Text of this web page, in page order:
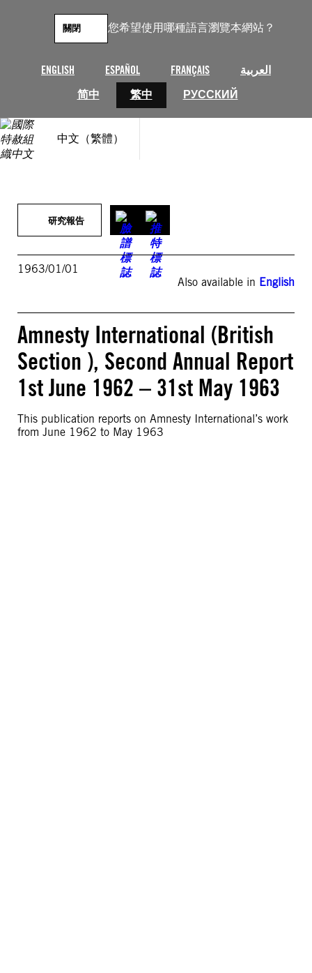
您希望使用哪種語言瀏覽本網站？
ENGLISH ESPAÑOL FRANÇAIS
العربية
简中
繁中 РУССКИЙ
關閉
中文（繁體）
研究報告
1963/01/01
Also available in English
Amnesty International (British
Section ), Second Annual Report
1st June 1962 – 31st May 1963
This publication reports on Amnesty International’s work
from June 1962 to May 1963